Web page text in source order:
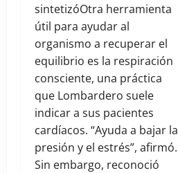
sintetizóOtra herramienta
útil para ayudar al
organismo a recuperar el
equilibrio es la respiración
consciente, una práctica
que Lombardero suele
indicar a sus pacientes
cardíacos. “Ayuda a bajar la
presión y el estrés”, afirmó.
Sin embargo, reconoció